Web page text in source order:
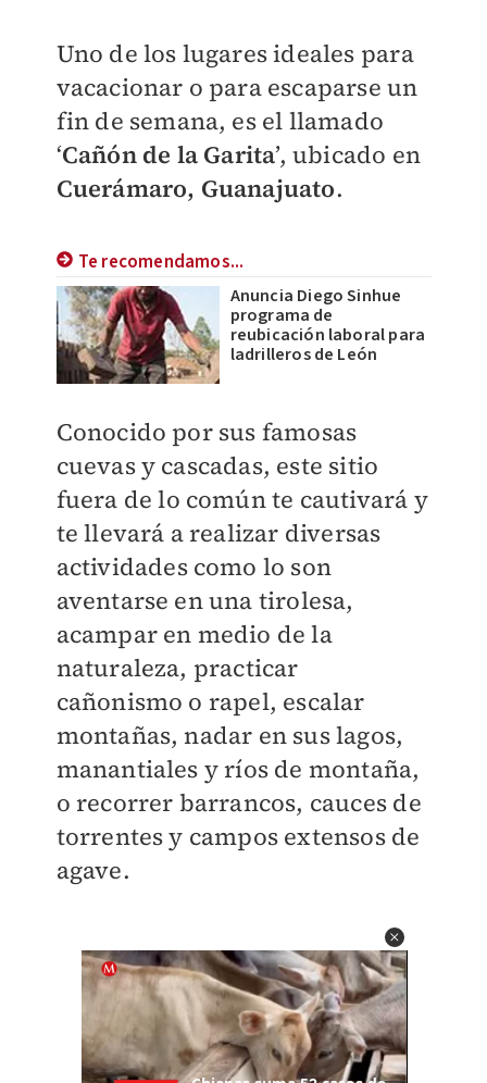
Uno de los lugares ideales para
vacacionar o para escaparse un
fin de semana, es el llamado
‘Cañón de la Garita’, ubicado en
Cuerámaro, Guanajuato.
Te recomendamos...
Anuncia Diego Sinhue
programa de
reubicación laboral para
ladrilleros de León
Conocido por sus famosas
cuevas y cascadas, este sitio
fuera de lo común te cautivará y
te llevará a realizar diversas
actividades como lo son
aventarse en una tirolesa,
acampar en medio de la
naturaleza, practicar
cañonismo o rapel, escalar
montañas, nadar en sus lagos,
manantiales y ríos de montaña,
o recorrer barrancos, cauces de
torrentes y campos extensos de
agave.